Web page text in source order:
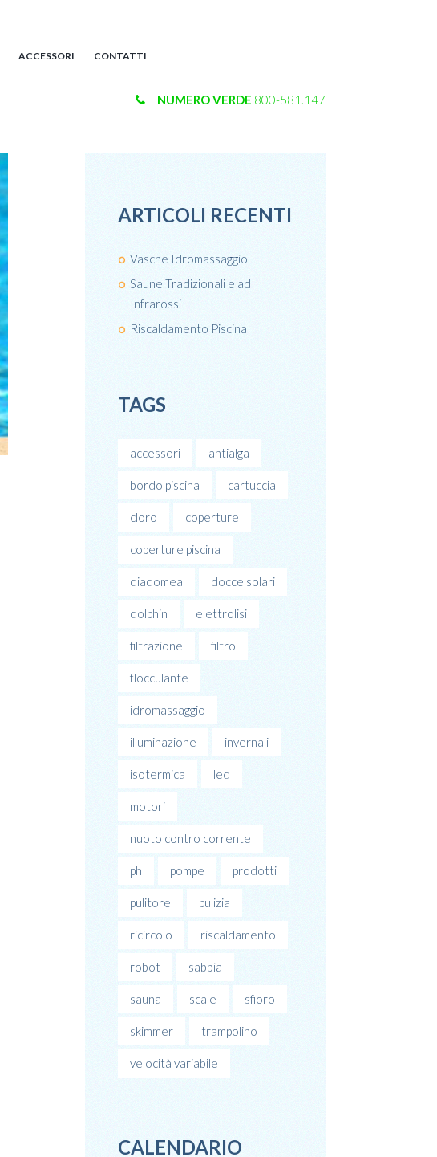
ACCESSORI CONTATTI
NUMERO VERDE 800-581.147
ARTICOLI RECENTI
Vasche Idromassaggio
Saune Tradizionali e ad
Infrarossi
Riscaldamento Piscina
TAGS
accessori antialga
bordo piscina cartuccia
cloro coperture
coperture piscina
diadomea docce solari
dolphin elettrolisi
filtrazione filtro
flocculante
idromassaggio
illuminazione invernali
isotermica led
motori
nuoto contro corrente
ph pompe prodotti
pulitore pulizia
ricircolo riscaldamento
robot sabbia
sauna scale sfioro
skimmer trampolino
velocità variabile
CALENDARIO